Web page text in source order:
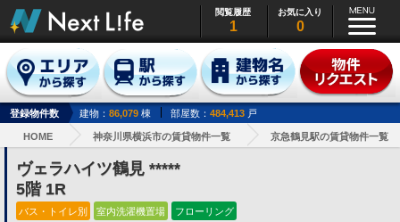
閲覧履歴
1
お気に入り
0
登録物件数 建物： 86,079 棟 部屋数： 484,413 戸
HOME 神奈川県横浜市の賃貸物件一覧 京急鶴見駅の賃貸物件一覧
ヴェラハイツ鶴見 *****
5階 1R
バス・トイレ別 室内洗濯機置場 フローリング